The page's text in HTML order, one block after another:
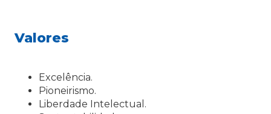
Valores
Excelência.
Pioneirismo.
Liberdade Intelectual.